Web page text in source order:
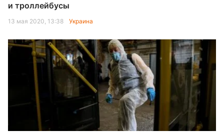
и троллейбусы
13 мая 2020, 13:38 Украина